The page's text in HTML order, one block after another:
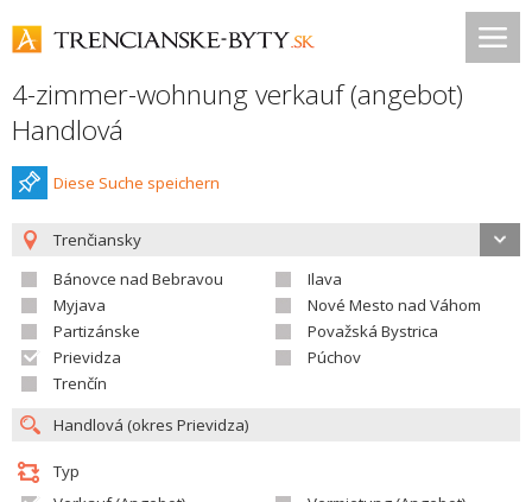
4-zimmer-wohnung verkauf (angebot)
Handlová
Diese Suche speichern
Trenčiansky
Bánovce nad Bebravou
Ilava
Myjava
Nové Mesto nad Váhom
Partizánske
Považská Bystrica
Prievidza
Púchov
Trenčín
Typ